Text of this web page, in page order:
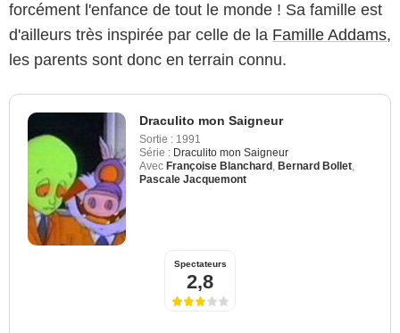
forcément l'enfance de tout le monde ! Sa famille est
d'ailleurs très inspirée par celle de la Famille Addams,
les parents sont donc en terrain connu.
Draculito mon Saigneur
Sortie : 1991
Série : Draculito mon Saigneur
Avec Françoise Blanchard , Bernard Bollet,
Pascale Jacquemont
Spectateurs
2,8